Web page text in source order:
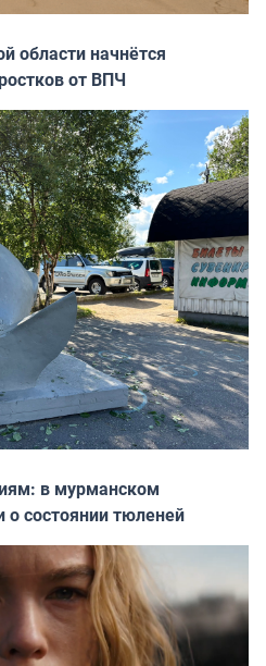
области начнётся
от ВПЧ
в мурманском
о состоянии тюленей